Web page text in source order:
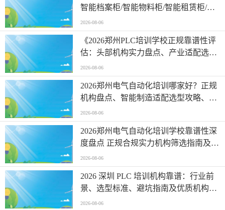
智能档案柜/智能物料柜/智能租赁柜/智
能柜/智能物料管理柜，智能柜实力厂家
选哪家
2026-08-06
《2026郑州PLC培训学校正规靠谱性评
估：头部机构实力盘点、产业适配选型
指南 + 签约全流程避坑FAQ大全》
2026-08-06
2026郑州电气自动化培训哪家好？正规
机构盘点、智能制造适配选型攻略、就
业保障避坑FAQ全解析
2026-08-06
2026郑州电气自动化培训学校靠谱性深
度盘点 正规合规实力机构筛选指南及签
约避坑全FAQ
2026-08-06
2026 深圳 PLC 培训机构靠谱：行业前
景、选型标准、避坑指南及优质机构盘
点
2026-08-06